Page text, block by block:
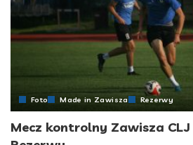
Foto Made in Zawisza Rezerwy
Mecz kontrolny Zawisza